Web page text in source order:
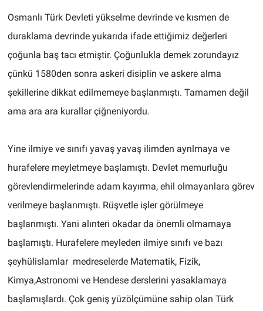
Osmanlı Türk Devleti yükselme devrinde ve kısmen de
duraklama devrinde yukarıda ifade ettiğimiz değerleri
çoğunla baş tacı etmiştir. Çoğunlukla demek zorundayız
çünkü 1580den sonra askeri disiplin ve askere alma
şekillerine dikkat edilmemeye başlanmıştı. Tamamen değil
ama ara ara kurallar çiğneniyordu.
Yine ilmiye ve sınıfı yavaş yavaş ilimden ayrılmaya ve
hurafelere meyletmeye başlamıştı. Devlet memurluğu
görevlendirmelerinde adam kayırma, ehil olmayanlara görev
verilmeye başlanmıştı. Rüşvetle işler görülmeye
başlanmıştı. Yani alınteri okadar da önemli olmamaya
başlamıştı. Hurafelere meyleden ilmiye sınıfı ve bazı
şeyhülislamlar medreselerde Matematik, Fizik,
Kimya,Astronomi ve Hendese derslerini yasaklamaya
başlamışlardı. Çok geniş yüzölçümüne sahip olan Türk